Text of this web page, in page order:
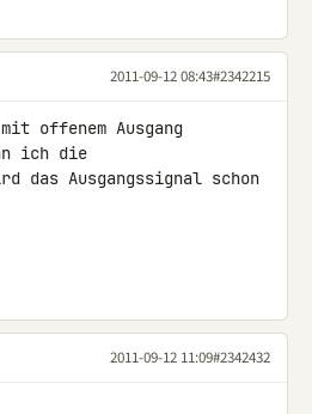
2011-09-12 08:43#2342215
offenem Ausgang
ich die
das Ausgangssignal schon
2011-09-12 11:09#2342432